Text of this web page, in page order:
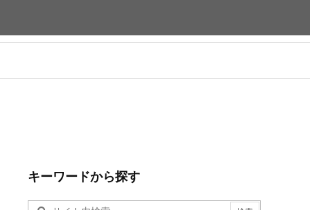
キーワードから探す